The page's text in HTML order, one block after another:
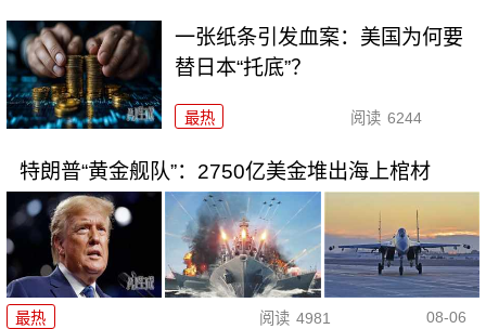
一张纸条引发血案：美国为何要
替日本“托底”？
最热 阅读 6244
特朗普“黄金舰队”：2750亿美金堆出海上棺材
最热 阅读 4981 08-06